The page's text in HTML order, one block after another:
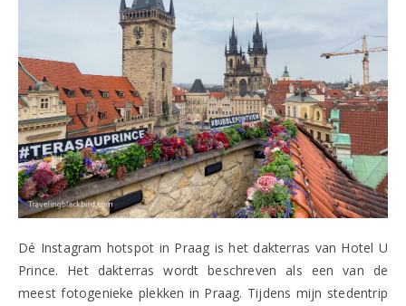
Dé Instagram hotspot in Praag is het dakterras van Hotel U
Prince. Het dakterras wordt beschreven als een van de
meest fotogenieke plekken in Praag. Tijdens mijn stedentrip